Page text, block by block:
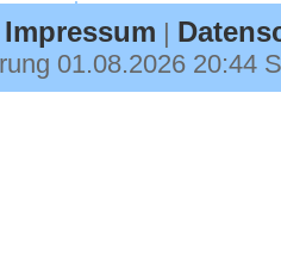
Impressum |
01.08.2026 20:44